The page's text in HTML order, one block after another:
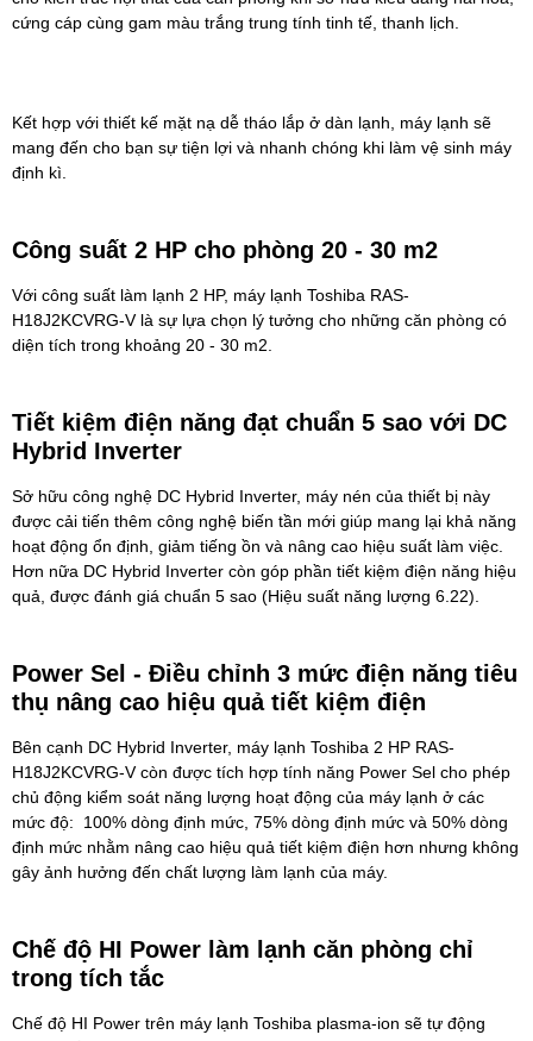
cứng cáp cùng gam màu trắng trung tính tinh tế, thanh lịch.
Kết hợp với thiết kế mặt nạ dễ tháo lắp ở dàn lạnh, máy lạnh sẽ
mang đến cho bạn sự tiện lợi và nhanh chóng khi làm vệ sinh máy
định kì.
Công suất 2 HP cho phòng 20 - 30 m2
Với công suất làm lạnh 2 HP, máy lạnh Toshiba RAS-
H18J2KCVRG-V là sự lựa chọn lý tưởng cho những căn phòng có
diện tích trong khoảng 20 - 30 m2.
Tiết kiệm điện năng đạt chuẩn 5 sao với DC
Hybrid Inverter
Sở hữu công nghệ DC Hybrid Inverter, máy nén của thiết bị này
được cải tiến thêm công nghệ biến tần mới giúp mang lại khả năng
hoạt động ổn định, giảm tiếng ồn và nâng cao hiệu suất làm việc.
Hơn nữa DC Hybrid Inverter còn góp phần tiết kiệm điện năng hiệu
quả, được đánh giá chuẩn 5 sao (Hiệu suất năng lượng 6.22).
Power Sel - Điều chỉnh 3 mức điện năng tiêu
thụ nâng cao hiệu quả tiết kiệm điện
Bên cạnh DC Hybrid Inverter, máy lạnh Toshiba 2 HP RAS-
H18J2KCVRG-V còn được tích hợp tính năng Power Sel cho phép
chủ động kiểm soát năng lượng hoạt động của máy lạnh ở các
mức độ: 100% dòng định mức, 75% dòng định mức và 50% dòng
định mức nhằm nâng cao hiệu quả tiết kiệm điện hơn nhưng không
gây ảnh hưởng đến chất lượng làm lạnh của máy.
Chế độ HI Power làm lạnh căn phòng chỉ
trong tích tắc
Chế độ HI Power trên máy lạnh Toshiba plasma-ion sẽ tự động